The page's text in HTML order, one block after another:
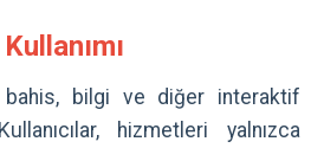
bahis, bilgi ve diğer interaktif
hizmetleri yalnızca